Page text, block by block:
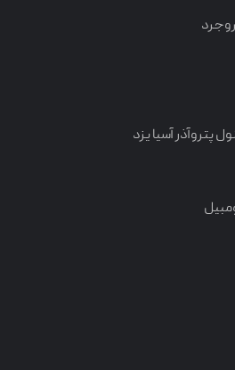
پتروآذر آسیا یزد